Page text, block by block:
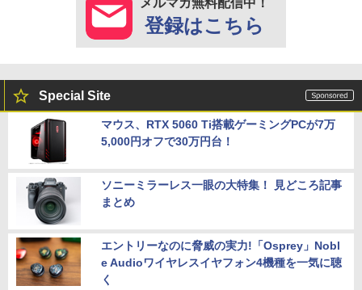
登録はこちら
Special Site
マウス、RTX 5060 Ti搭載ゲーミングPCが7万
5,000円オフで30万円台！
ソニーミラーレス一眼の大特集！ 見どころ記事
まとめ
エントリーなのに脅威の実力!「Osprey」Nobl
e Audioワイヤレスイヤフォン4機種を一気に聴
く